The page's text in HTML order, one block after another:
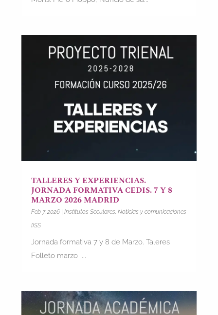
TALLERES Y EXPERIENCIAS.
JORNADA FORMATIVA CEDIS. 7 Y 8
MARZO 2026 MADRID
Feb 7, 2026| Institutos Seculares, Noticias y comunicaciones
IISS
Jornada formativa 7 y 8 de Marzo. Taleres
Folleto marzo ...